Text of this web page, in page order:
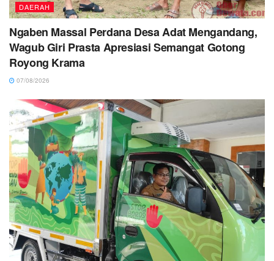
DAERAH
Ngaben Massal Perdana Desa Adat Mengandang,
Wagub Giri Prasta Apresiasi Semangat Gotong
Royong Krama
07/08/2026